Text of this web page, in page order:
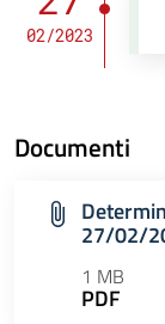
02/2023
Documenti
27/02/
1 MB
PDF